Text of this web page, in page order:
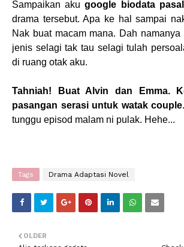
Sampaikan akugoogle biodata
drama tersebut. Apa ke hal sampai
Nak buat macam mana. Dah namanya
jenis selagi tak tau selagi tulah
di ruang otak aku.
Tahniah! Buat Alvin dan Emma.
pasangan serasi untuk watak couple
tunggu episod malam ni pulak. Hehe...
Tags Drama Adaptasi Novel
OLDER